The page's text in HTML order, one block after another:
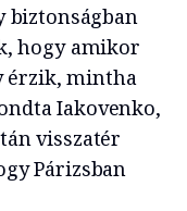
hogy amikor
érzik, mintha
Iakovenko,
visszatér
Párizsban